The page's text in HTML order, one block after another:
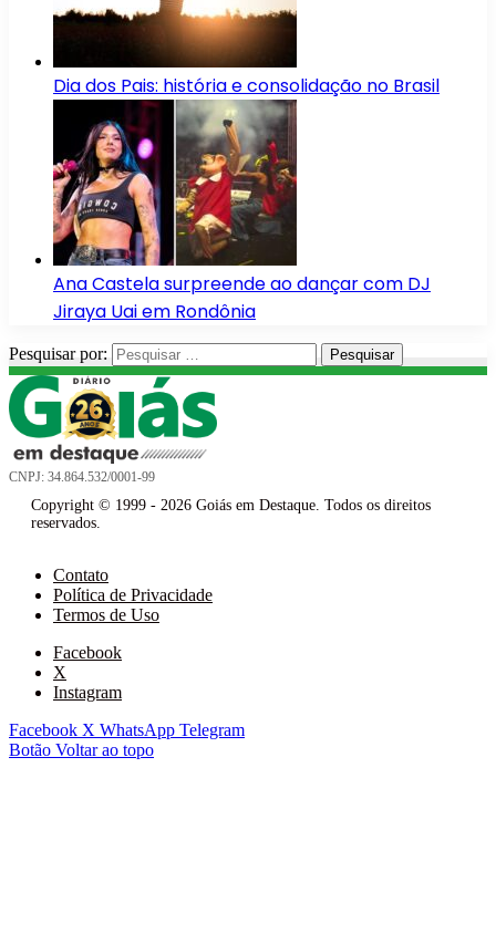
Dia dos Pais: história e consolidação no Brasil
Ana Castela surpreende ao dançar com DJ
Jiraya Uai em Rondônia
Pesquisar por:
CNPJ: 34.864.532/0001-99
Copyright © 1999 - 2026 Goiás em Destaque. Todos os direitos
reservados.
Contato
Política de Privacidade
Termos de Uso
Facebook
X
Instagram
Facebook X WhatsApp Telegram
Botão Voltar ao topo